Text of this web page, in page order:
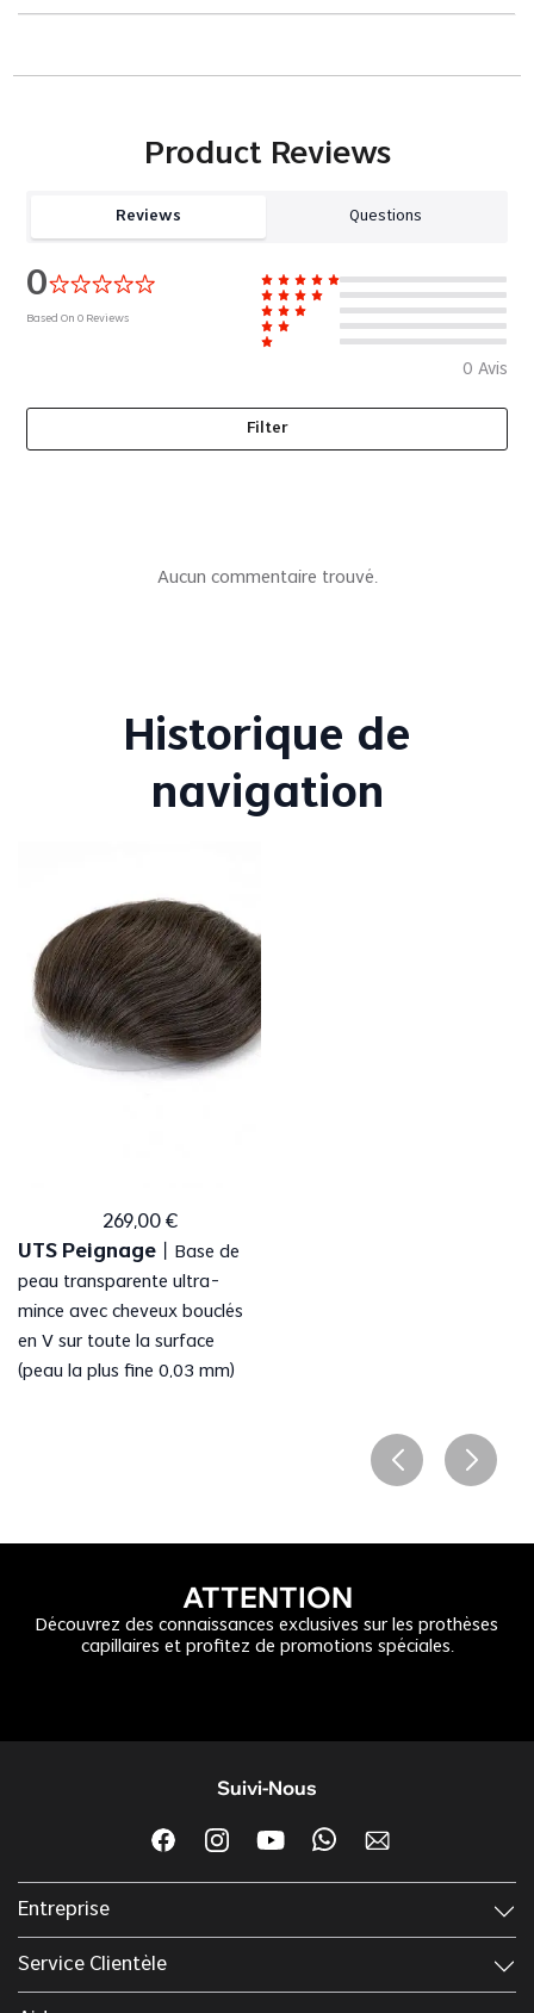
Product Reviews
Reviews Questions
0
Based On0 Reviews
0 Avis
Filter
Aucun commentaire trouvé.
Historique de
navigation
269,00 €
UTS Peignage
Base de
peau transparente ultra-
mince avec cheveux bouclés
en V sur toute la surface
(peau la plus fine 0,03 mm)
ATTENTION
Découvrez des connaissances exclusives sur les prothèses
capillaires et profitez de promotions spéciales.
Entreprise
Service Clientèle
Suivi-Nous